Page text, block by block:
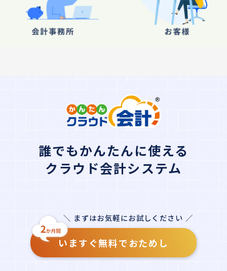
誰でもかんたんに使える
クラウド会計システム
＼ まずはお気軽にお試しください ／
いますぐ無料でおためし